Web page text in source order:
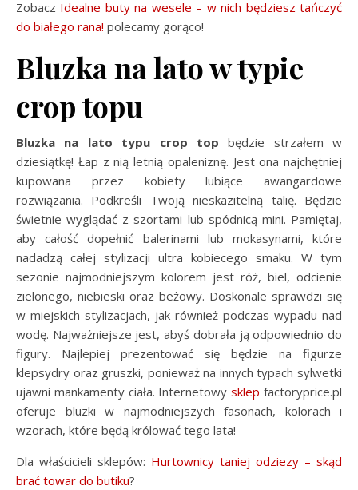
Zobacz Idealne buty na wesele – w nich będziesz tańczyć
do białego rana! polecamy gorąco!
Bluzka na lato w typie
crop topu
Bluzka na lato typu crop top będzie strzałem w
dziesiątkę! Łap z nią letnią opaleniznę. Jest ona najchętniej
kupowana przez kobiety lubiące awangardowe
rozwiązania. Podkreśli Twoją nieskazitelną talię. Będzie
świetnie wyglądać z szortami lub spódnicą mini. Pamiętaj,
aby całość dopełnić balerinami lub mokasynami, które
nadadzą całej stylizacji ultra kobiecego smaku. W tym
sezonie najmodniejszym kolorem jest róż, biel, odcienie
zielonego, niebieski oraz beżowy. Doskonale sprawdzi się
w miejskich stylizacjach, jak również podczas wypadu nad
wodę. Najważniejsze jest, abyś dobrała ją odpowiednio do
figury. Najlepiej prezentować się będzie na figurze
klepsydry oraz gruszki, ponieważ na innych typach sylwetki
ujawni mankamenty ciała. Internetowysklep factoryprice.pl
oferuje bluzki w najmodniejszych fasonach, kolorach i
wzorach, które będą królować tego lata!
Dla właścicieli sklepów: Hurtownicy taniej odziezy – skąd
brać towar do butiku?